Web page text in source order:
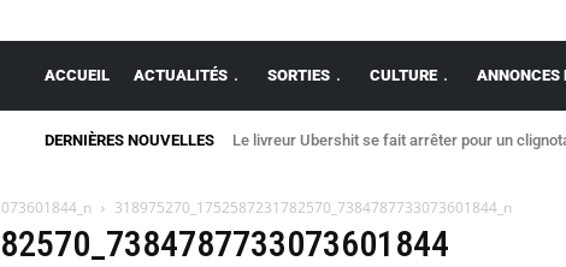
ACCUEIL ACTUALITÉS SORTIES CULTURE ANNONCES
DERNIÈRES NOUVELLES Le livreur Ubershit se fait arrêter pour un
318975270_1752587231782570_7384787733073601844_n